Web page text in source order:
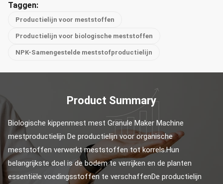
Taggen:
Productielijn voor meststoffen
Productielijn voor biologische meststoffen
NPK-Samengestelde meststofproductielijn
Product Summary
Biologische kippenmest mest Granule Maker Machine
mestproductielijn De productielijn voor organische
meststoffen verwerkt meststoffen tot korrels.Hun
belangrijkste doel is de bodem te verrijken en de planten
essentiële voedingsstoffen te verschaffenDe productielijn